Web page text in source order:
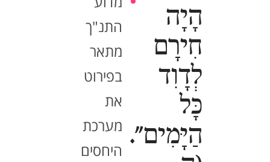
הָיָה
חִירָם
לְדָוִד
כָּל
הַיָּמִים".
התנ"ך
מתאר
בפירוט
את
מערכת
היחסים